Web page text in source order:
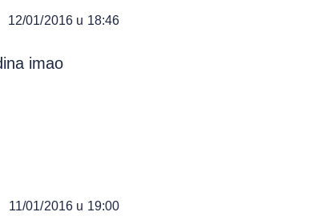
12/01/2016 u 18:46
imao
11/01/2016 u 19:00